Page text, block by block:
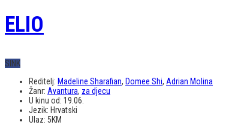
ELIO
SINK
Reditelj: Madeline Sharafian, Domee Shi, Adrian Molina
Žanr: Avantura, za djecu
U kinu od: 19.06.
Jezik: Hrvatski
Ulaz: 5KM